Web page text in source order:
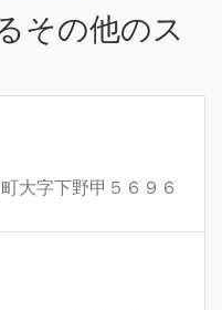
その他のス
大字下野甲５６９６